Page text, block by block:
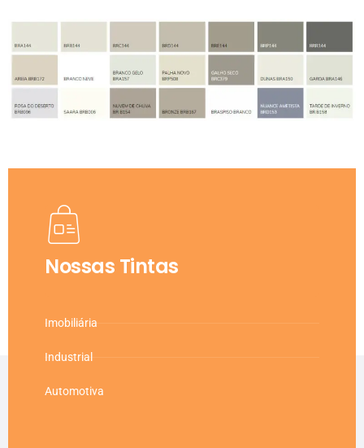
Nossas Tintas
Imobiliária
Industrial
Automotiva